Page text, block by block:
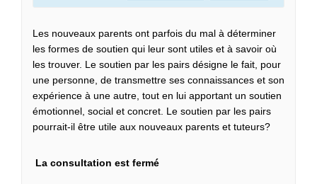
Les nouveaux parents ont parfois du mal à déterminer
les formes de soutien qui leur sont utiles et à savoir où
les trouver. Le soutien par les pairs désigne le fait, pour
une personne, de transmettre ses connaissances et son
expérience à une autre, tout en lui apportant un soutien
émotionnel, social et concret. Le soutien par les pairs
pourrait-il être utile aux nouveaux parents et tuteurs?
La consultation est fermé